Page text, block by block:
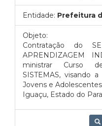
Entidade: Prefeitura
Objeto:
Contratação do
APRENDIZAGEM
ministrar Curso
SISTEMAS, visando
Jovens e
Iguaçu, Estado do